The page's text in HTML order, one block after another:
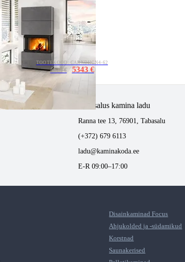
TOOTEKOOD: CARXDHCN4-62
5625 € 5343 €
Tabasalus kamina ladu
Ranna tee 13, 76901, Tabasalu
(+372) 679 6113
ladu@kaminakoda.ee
E-R 09:00–17:00
Disainkaminad Focus
Ahjukolded ja -südamikud
Korstnad
Saunakerised